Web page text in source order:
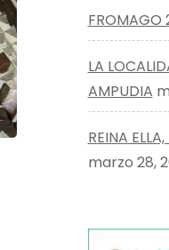
FROMAGO
LA
AMPUDIA
REINA
marzo 28,